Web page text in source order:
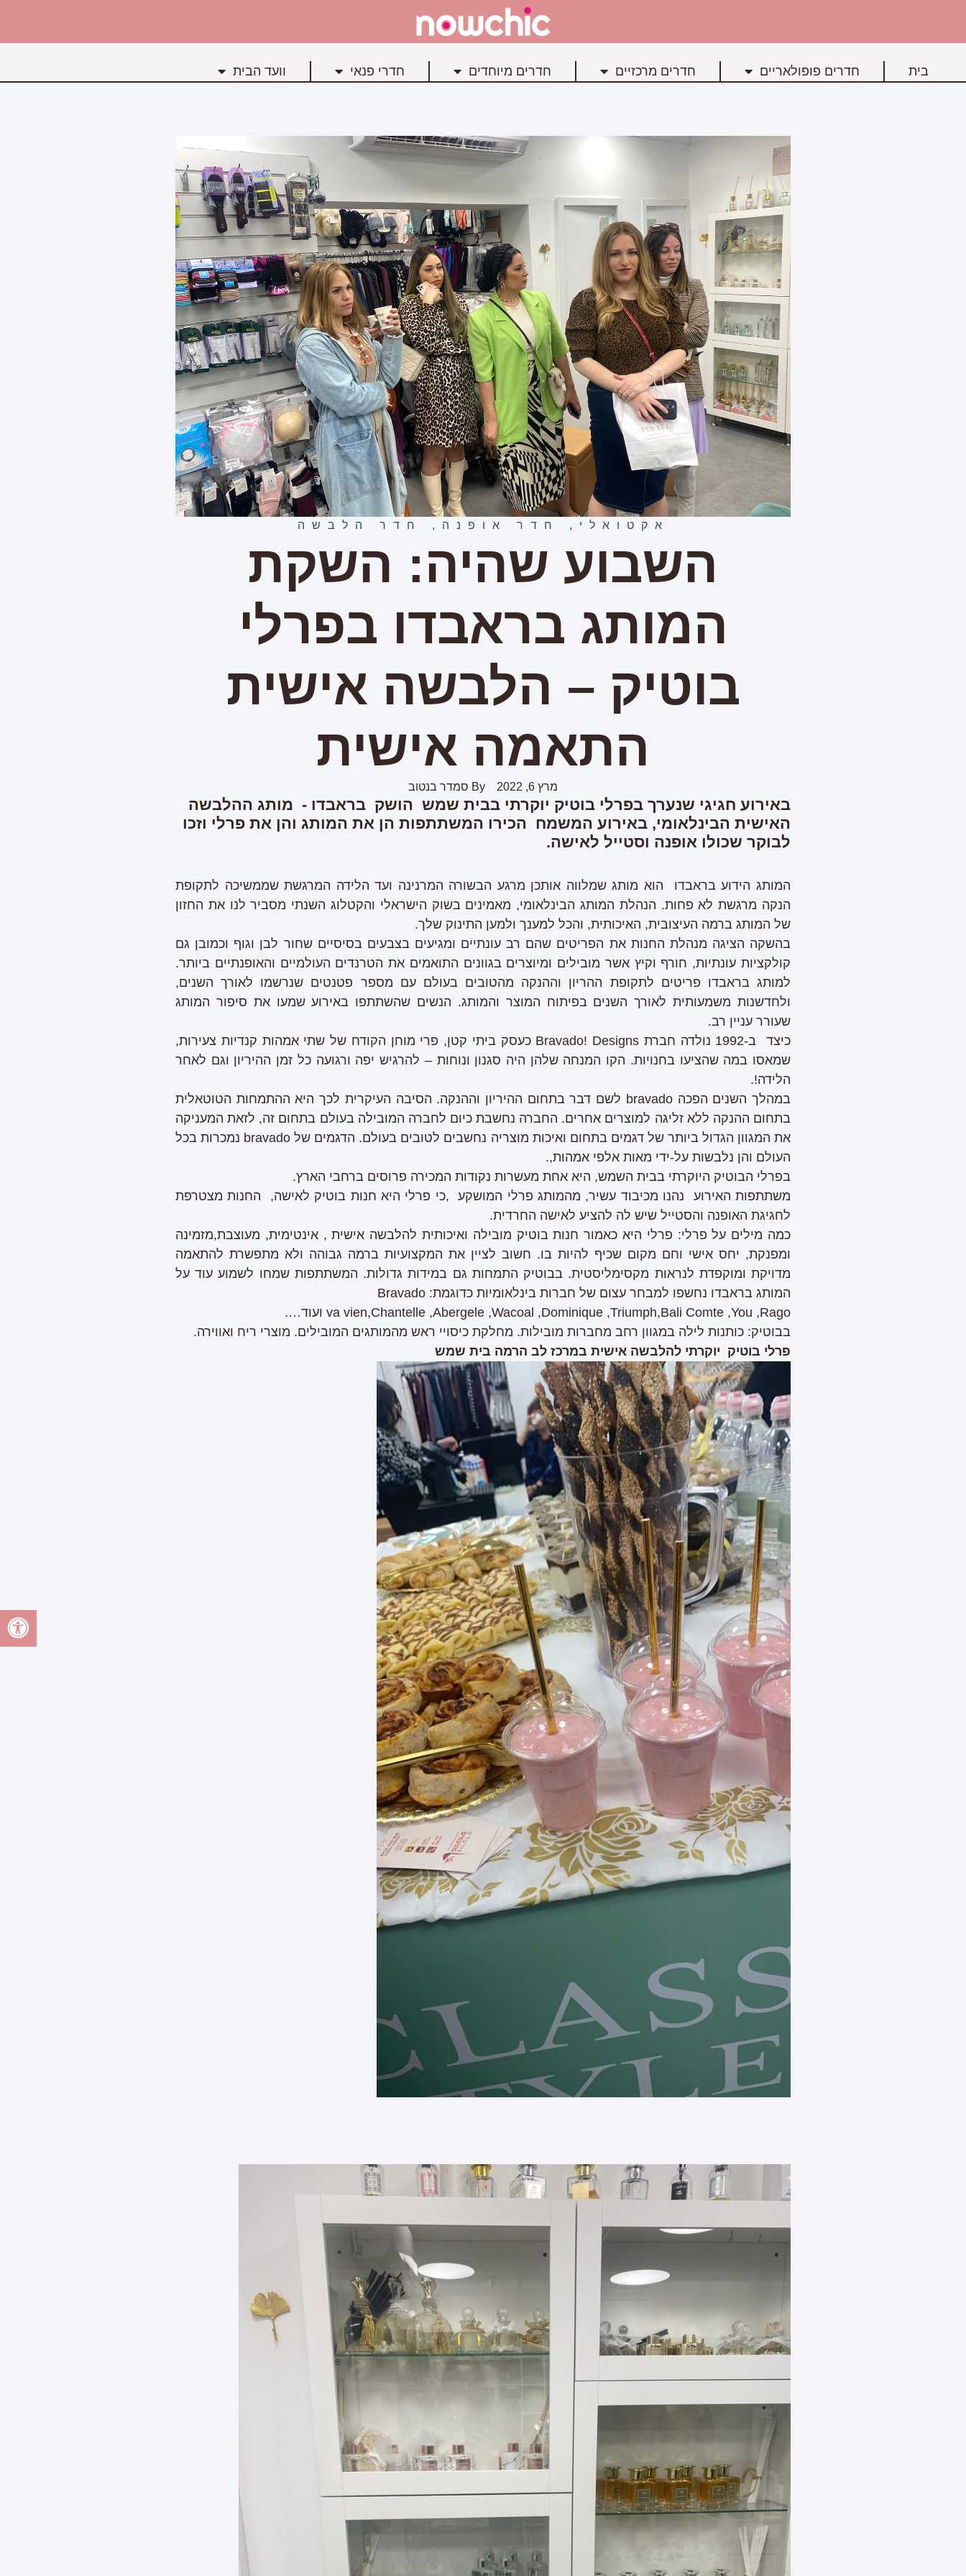
בית חדרים פופולאריים חדרים מרכזיים חדרים מיוחדים חדרי פנאי וועד הבית
אקטואלי , חדר אופנה , חדר הלבשה
השבוע שהיה: השקת
המותג בראבדו בפרלי
בוטיק – הלבשה אישית
התאמה אישית
מרץ 6, 2022 By סמדר בנטוב
באירוע חגיגי שנערך בפרלי בוטיק יוקרתי בבית שמש הושק בראבדו - מותג ההלבשה
האישית הבינלאומי, באירוע המשמח הכירו המשתתפות הן את המותג והן את פרלי וזכו
לבוקר שכולו אופנה וסטייל לאישה.
המותג הידוע בראבדו הוא מותג שמלווה אותכן מרגע הבשורה המרנינה ועד הלידה המרגשת שממשיכה לתקופת
הנקה מרגשת לא פחות. הנהלת המותג הבינלאומי, מאמינים בשוק הישראלי והקטלוג השנתי מסביר לנו את החזון
של המותג ברמה העיצובית, האיכותית, והכל למענך ולמען התינוק שלך.
בהשקה הציגה מנהלת החנות את הפריטים שהם רב עונתיים ומגיעים בצבעים בסיסיים שחור לבן וגוף וכמובן גם
קולקציות עונתיות, חורף וקיץ אשר מובילים ומיוצרים בגוונים התואמים את הטרנדים העולמיים והאופנתיים ביותר.
למותג בראבדו פריטים לתקופת ההריון וההנקה מהטובים בעולם עם מספר פטנטים שנרשמו לאורך השנים,
ולחדשנות משמעותית לאורך השנים בפיתוח המוצר והמותג. הנשים שהשתתפו באירוע שמעו את סיפור המותג
שעורר עניין רב.
כיצד ב-1992 נולדה חברת Bravado! Designs כעסק ביתי קטן, פרי מוחן הקודח של שתי אמהות קנדיות צעירות,
שמאסו במה שהציעו בחנויות. הקו המנחה שלהן היה סגנון ונוחות – להרגיש יפה ורגועה כל זמן ההיריון וגם לאחר
הלידה!.
במהלך השנים הפכה bravado לשם דבר בתחום ההיריון וההנקה. הסיבה העיקרית לכך היא ההתמחות הטוטאלית
בתחום ההנקה ללא זליגה למוצרים אחרים. החברה נחשבת כיום לחברה המובילה בעולם בתחום זה, לזאת המעניקה
את המגוון הגדול ביותר של דגמים בתחום ואיכות מוצריה נחשבים לטובים בעולם. הדגמים של bravado נמכרות בכל
העולם והן נלבשות על-ידי מאות אלפי אמהות,.
בפרלי הבוטיק היוקרתי בבית השמש, היא אחת מעשרות נקודות המכירה פרוסים ברחבי הארץ.
משתתפות האירוע נהנו מכיבוד עשיר, מהמותג פרלי המושקע ,כי פרלי היא חנות בוטיק לאישה, החנות מצטרפת
לחגיגת האופנה והסטייל שיש לה להציע לאישה החרדית.
כמה מילים על פרלי: פרלי היא כאמור חנות בוטיק מובילה ואיכותית להלבשה אישית , אינטימית, מעוצבת,מזמינה
ומפנקת, יחס אישי וחם מקום שכיף להיות בו. חשוב לציין את המקצועיות ברמה גבוהה ולא מתפשרת להתאמה
מדויקת ומוקפדת לנראות מקסימליסטית. בבוטיק התמחות גם במידות גדולות. המשתתפות שמחו לשמוע עוד על
המותג בראבדו נחשפו למבחר עצום של חברות בינלאומיות כדוגמת: Bravado
va vien,Chantelle ,Abergele ,Wacoal ,Dominique ,Triumph,Bali Comte ,You ,Rago ועוד….
בבוטיק: כותנות לילה במגוון רחב מחברות מובילות. מחלקת כיסויי ראש מהמותגים המובילים. מוצרי ריח ואווירה.
פרלי בוטיק יוקרתי להלבשה אישית במרכז לב הרמה בית שמש